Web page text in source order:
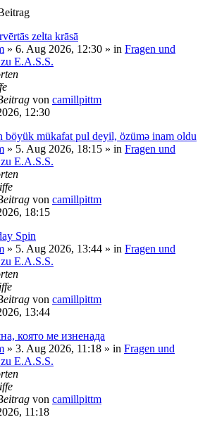
zelta krāsā
» 6. Aug 2026, 12:30 » in Fragen und
E.A.S.S.
von camillpittm
12:30
böyük mükafat pul deyil, özümə inam oldu
» 5. Aug 2026, 18:15 » in Fragen und
E.A.S.S.
von camillpittm
18:15
Spin
» 5. Aug 2026, 13:44 » in Fragen und
E.A.S.S.
von camillpittm
13:44
която ме изненада
» 3. Aug 2026, 11:18 » in Fragen und
E.A.S.S.
von camillpittm
11:18